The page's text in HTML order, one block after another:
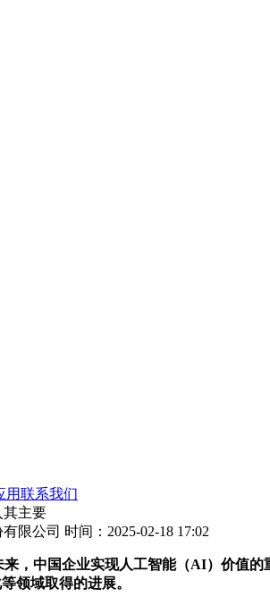
用联系我们
其主要
限公司 时间：2025-02-18 17:02
中国企业实现人工智能（AI）价值
领域取得的进展。